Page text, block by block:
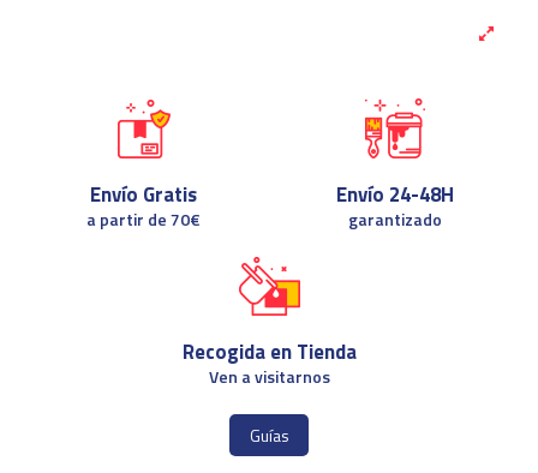
Envío Gratis
a partir de 70€
Recogida en Tienda
Ven a visitarnos
Envío 24-48H
garantizado
Guías